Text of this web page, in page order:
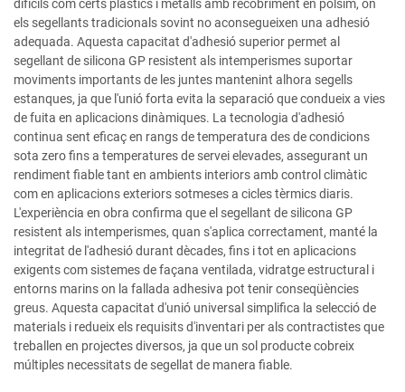
difícils com certs plàstics i metalls amb recobriment en polsim, on
els segellants tradicionals sovint no aconsegueixen una adhesió
adequada. Aquesta capacitat d'adhesió superior permet al
segellant de silicona GP resistent als intemperismes suportar
moviments importants de les juntes mantenint alhora segells
estanques, ja que l'unió forta evita la separació que condueix a vies
de fuita en aplicacions dinàmiques. La tecnologia d'adhesió
continua sent eficaç en rangs de temperatura des de condicions
sota zero fins a temperatures de servei elevades, assegurant un
rendiment fiable tant en ambients interiors amb control climàtic
com en aplicacions exteriors sotmeses a cicles tèrmics diaris.
L'experiència en obra confirma que el segellant de silicona GP
resistent als intemperismes, quan s'aplica correctament, manté la
integritat de l'adhesió durant dècades, fins i tot en aplicacions
exigents com sistemes de façana ventilada, vidratge estructural i
entorns marins on la fallada adhesiva pot tenir conseqüències
greus. Aquesta capacitat d'unió universal simplifica la selecció de
materials i redueix els requisits d'inventari per als contractistes que
treballen en projectes diversos, ja que un sol producte cobreix
múltiples necessitats de segellat de manera fiable.